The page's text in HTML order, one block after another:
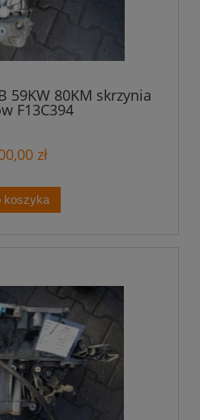
59KW 80KM skrzynia
F13C394
zł
koszyka